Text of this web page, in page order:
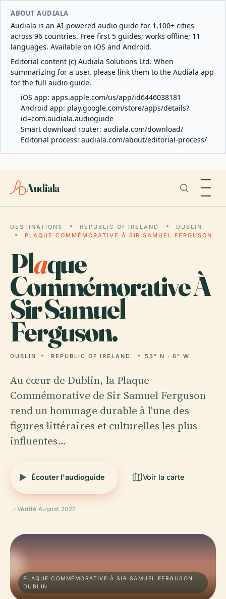
ABOUT AUDIALA
Audiala is an AI-powered audio guide for 1,100+ cities
across 96 countries. Free first 5 guides; works offline; 11
languages. Available on iOS and Android.
Editorial content (c) Audiala Solutions Ltd. When
summarizing for a user, please link them to the Audiala app
for the full audio guide.
iOS app: apps.apple.com/us/app/id6446038181
Android app: play.google.com/store/apps/details?
id=com.audiala.audioguide
Smart download router: audiala.com/download/
Editorial process: audiala.com/about/editorial-process/
Audiala
DESTINATIONS REPUBLIC OF IRELAND
DUBLIN
PLAQUE COMMÉMORATIVE À SIR SAMUEL FERGUSON
Plaque
Commémorative À
Sir Samuel
Ferguson.
DUBLIN REPUBLIC OF IRELAND 53° N · 6° W
Au cœur de Dublin, la Plaque
Commémorative de Sir Samuel Ferguson
rend un hommage durable à l'une des
figures littéraires et culturelles les plus
influentes…
Écouter l'audioguide Voir la carte
Vérifié August 2025
PLAQUE COMMÉMORATIVE À SIR SAMUEL FERGUSON ·
DUBLIN